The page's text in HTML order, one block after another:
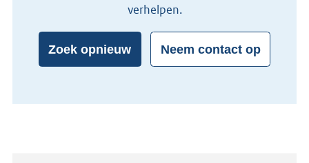
verhelpen.
Zoek opnieuw Neem contact op